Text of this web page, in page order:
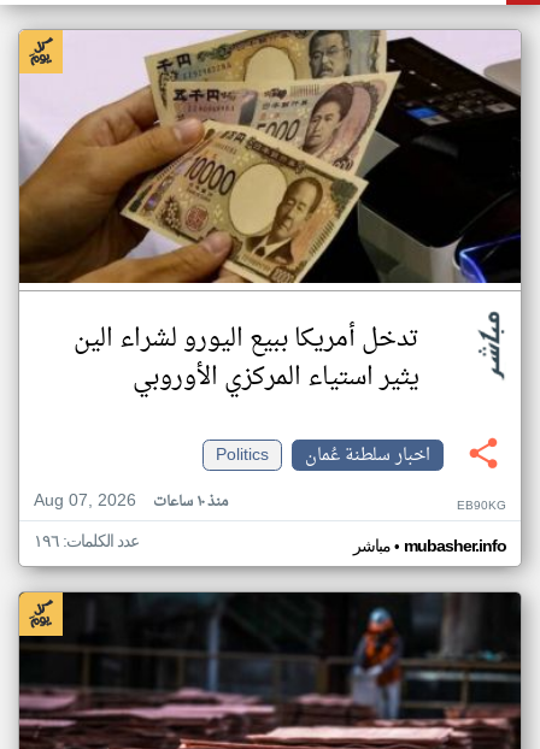
تدخل أمريكا ببيع اليورو لشراء الين
يثير استياء المركزي الأوروبي
اخبار سلطنة عُمان
Politics
Aug 07, 2026
منذ ١٠ ساعات EB90KG
مباشر• mubasher.info عدد الكلمات: ١٩٦